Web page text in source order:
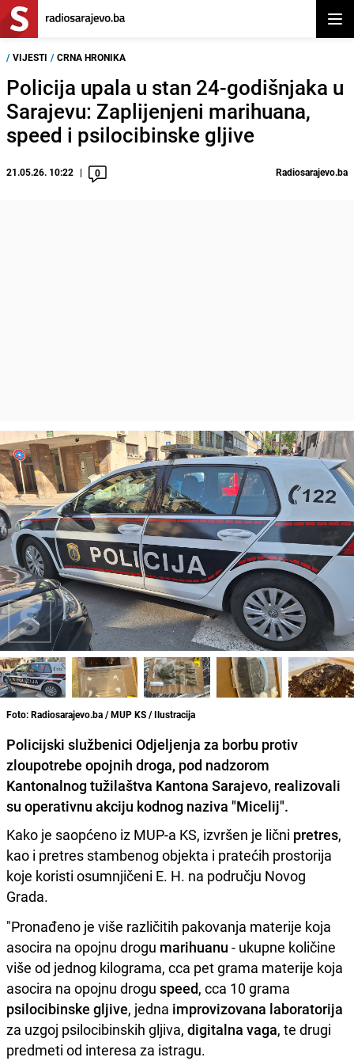
/ VIJESTI / CRNA HRONIKA
Policija upala u stan 24-godišnjaka u
Sarajevu: Zaplijenjeni marihuana,
speed i psilocibinske gljive
21.05.26. 10:22 0 Radiosarajevo.ba
Foto: Radiosarajevo.ba / MUP KS / Ilustracija
Policijski službenici Odjeljenja za borbu protiv
zloupotrebe opojnih droga, pod nadzorom
Kantonalnog tužilaštva Kantona Sarajevo, realizovali
su operativnu akciju kodnog naziva "Micelij".
Kako je saopćeno iz MUP-a KS, izvršen je lični pretres,
kao i pretres stambenog objekta i pratećih prostorija
koje koristi osumnjičeni E. H. na području Novog
Grada.
"Pronađeno je više različitih pakovanja materije koja
asocira na opojnu drogu marihuanu - ukupne količine
više od jednog kilograma, cca pet grama materije koja
asocira na opojnu drogu speed, cca 10 grama
psilocibinske gljive, jedna improvizovana laboratorija
za uzgoj psilocibinskih gljiva, digitalna vaga, te drugi
predmeti od interesa za istragu.